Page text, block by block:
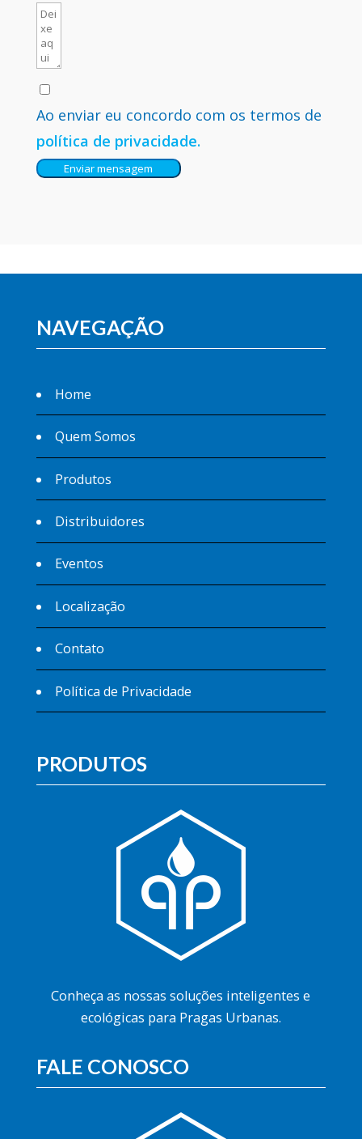
Ao enviar eu concordo com os termos de
política de privacidade.
Enviar mensagem
NAVEGAÇÃO
Home
Quem Somos
Produtos
Distribuidores
Eventos
Localização
Contato
Política de Privacidade
PRODUTOS
Conheça as nossas soluções inteligentes e
ecológicas para Pragas Urbanas.
FALE CONOSCO